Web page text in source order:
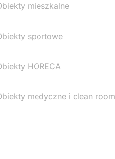
mieszkalne
sportowe
HORECA
medyczne i clean room